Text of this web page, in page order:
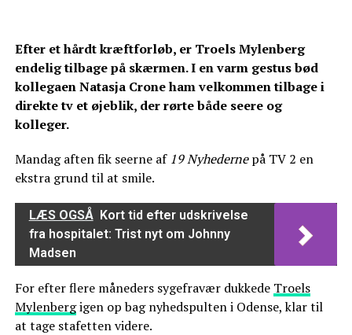
Efter et hårdt kræftforløb, er Troels Mylenberg
endelig tilbage på skærmen. I en varm gestus bød
kollegaen Natasja Crone ham velkommen tilbage i
direkte tv et øjeblik, der rørte både seere og
kolleger.
Mandag aften fik seerne af 19 Nyhedernepå TV 2 en
ekstra grund til at smile.
LÆS OGSÅ Kort tid efter udskrivelse
fra hospitalet: Trist nyt om Johnny
Madsen
For efter flere måneders sygefravær dukkede Troels
Mylenbergigen op bag nyhedspulten i Odense, klar til
at tage stafetten videre.